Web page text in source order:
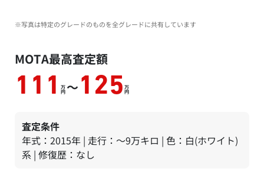
※写真は特定のグレードのものを全グレードに共有しています
MOTA最高査定額
111 万
円 ～ 125 万
円
査定条件
年式：2015年 | 走行：～9万キロ | 色：白(ホワイト)
系 | 修復歴：なし